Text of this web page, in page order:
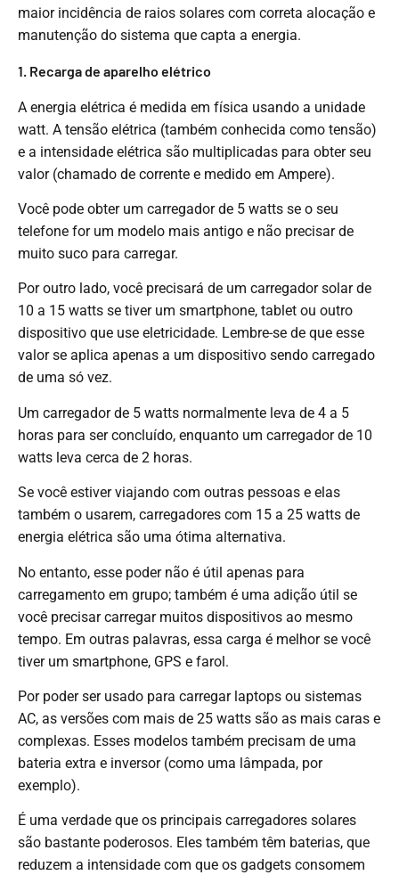
maior incidência de raios solares com correta alocação e
manutenção do sistema que capta a energia.
1. Recarga de aparelho elétrico
A energia elétrica é medida em física usando a unidade
watt. A tensão elétrica (também conhecida como tensão)
e a intensidade elétrica são multiplicadas para obter seu
valor (chamado de corrente e medido em Ampere).
Você pode obter um carregador de 5 watts se o seu
telefone for um modelo mais antigo e não precisar de
muito suco para carregar.
Por outro lado, você precisará de um carregador solar de
10 a 15 watts se tiver um smartphone, tablet ou outro
dispositivo que use eletricidade. Lembre-se de que esse
valor se aplica apenas a um dispositivo sendo carregado
de uma só vez.
Um carregador de 5 watts normalmente leva de 4 a 5
horas para ser concluído, enquanto um carregador de 10
watts leva cerca de 2 horas.
Se você estiver viajando com outras pessoas e elas
também o usarem, carregadores com 15 a 25 watts de
energia elétrica são uma ótima alternativa.
No entanto, esse poder não é útil apenas para
carregamento em grupo; também é uma adição útil se
você precisar carregar muitos dispositivos ao mesmo
tempo. Em outras palavras, essa carga é melhor se você
tiver um smartphone, GPS e farol.
Por poder ser usado para carregar laptops ou sistemas
AC, as versões com mais de 25 watts são as mais caras e
complexas. Esses modelos também precisam de uma
bateria extra e inversor (como uma lâmpada, por
exemplo).
É uma verdade que os principais carregadores solares
são bastante poderosos. Eles também têm baterias, que
reduzem a intensidade com que os gadgets consomem